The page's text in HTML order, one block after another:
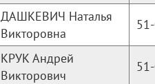
ДАШКЕВИЧ Наталья
Викторовна
КРУК Андрей
Викторович